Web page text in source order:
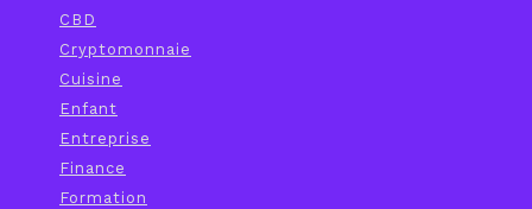
CBD
Cryptomonnaie
Cuisine
Enfant
Entreprise
Finance
Formation